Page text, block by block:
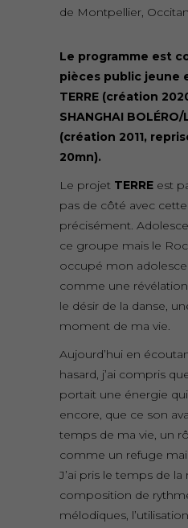
de Montpellier,
Le programme est
pièces public jeune
TERRE (création
SHANGHAI
(création 2011,
20mn).
Le projet TERRE est
pas de côté avec
précisément.
ce groupe mais le
occupé mon
comme une
le désir de la danse,
moment de ma vie.
Aujourd’hui en
hasard, j’ai compris
portait une énergie
encore, que ce son
temps de ma vie, un
comme un refuge
J’ai pris le temps de
composition de
mélodiques,